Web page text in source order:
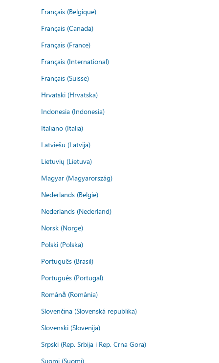
Français (Belgique)
Français (Canada)
Français (France)
Français (International)
Français (Suisse)
Hrvatski (Hrvatska)
Indonesia (Indonesia)
Italiano (Italia)
Latviešu (Latvija)
Lietuvių (Lietuva)
Magyar (Magyarország)
Nederlands (België)
Nederlands (Nederland)
Norsk (Norge)
Polski (Polska)
Português (Brasil)
Português (Portugal)
Română (România)
Slovenčina (Slovenská republika)
Slovenski (Slovenija)
Srpski (Rep. Srbija i Rep. Crna Gora)
Suomi (Suomi)